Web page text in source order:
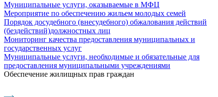
Муниципальные услуги, оказываемые в МФЦ
Мероприятие по обеспечению жильем молодых семей
Порядок досудебного (внесудебного) обжалования действий
(бездействий)должностных лиц
Мониторинг качества предоставления муниципальных и
государственных услуг
Муниципальные услуги, необходимые и обязательные для
предоставления муниципальными учреждениями
Обеспечение жилищных прав граждан